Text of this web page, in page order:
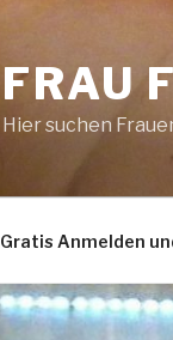
FRAU
Hier suchen
Gratis Anmelden